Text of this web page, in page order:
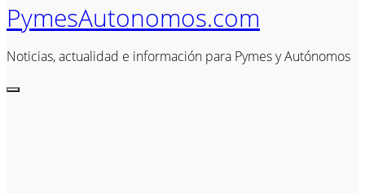
PymesAutonomos.com
Noticias, actualidad e información para Pymes y Autónomos